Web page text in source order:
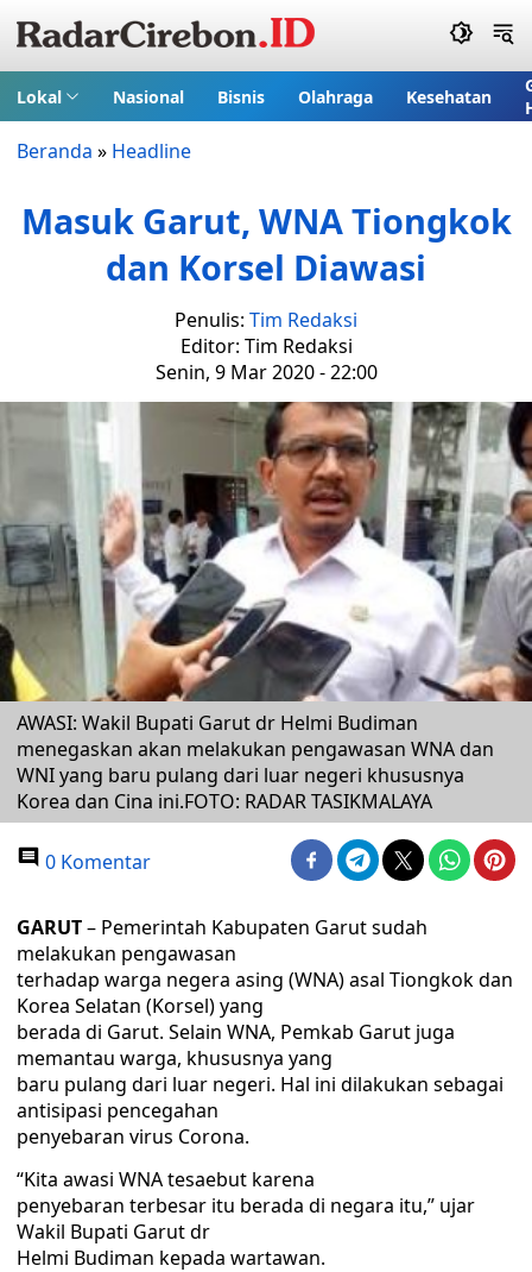
Lokal Nasional Bisnis Olahraga Kesehatan
Beranda » Headline
Masuk Garut, WNA Tiongkok
dan Korsel Diawasi
Penulis: Tim Redaksi
Editor: Tim Redaksi
Senin, 9 Mar 2020 - 22:00
AWASI: Wakil Bupati Garut dr Helmi Budiman
menegaskan akan melakukan pengawasan WNA dan
WNI yang baru pulang dari luar negeri khususnya
Korea dan Cina ini.FOTO: RADAR TASIKMALAYA
0 Komentar
GARUT– Pemerintah Kabupaten Garut sudah
melakukan pengawasan
terhadap warga negera asing (WNA) asal Tiongkok dan
Korea Selatan (Korsel) yang
berada di Garut. Selain WNA, Pemkab Garut juga
memantau warga, khususnya yang
baru pulang dari luar negeri. Hal ini dilakukan sebagai
antisipasi pencegahan
penyebaran virus Corona.
“Kita awasi WNA tesaebut karena
penyebaran terbesar itu berada di negara itu,” ujar
Wakil Bupati Garut dr
Helmi Budiman kepada wartawan.